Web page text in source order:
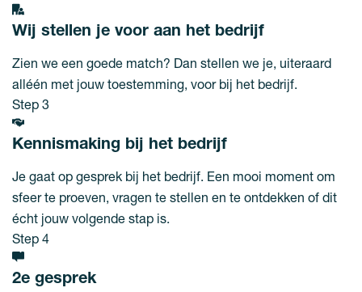
Wij stellen je voor aan het bedrijf
Zien we een goede match? Dan stellen we je, uiteraard
alléén met jouw toestemming, voor bij het bedrijf.
Step 3
Kennismaking bij het bedrijf
Je gaat op gesprek bij het bedrijf. Een mooi moment om
sfeer te proeven, vragen te stellen en te ontdekken of dit
écht jouw volgende stap is.
Step 4
2e gesprek